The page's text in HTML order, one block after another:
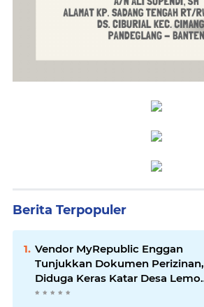
Berita Terpopuler
Vendor MyRepublic Enggan
Tunjukkan Dokumen Perizinan,
Diduga Keras Katar Desa Lemo
Disebut Handle Kordinasi